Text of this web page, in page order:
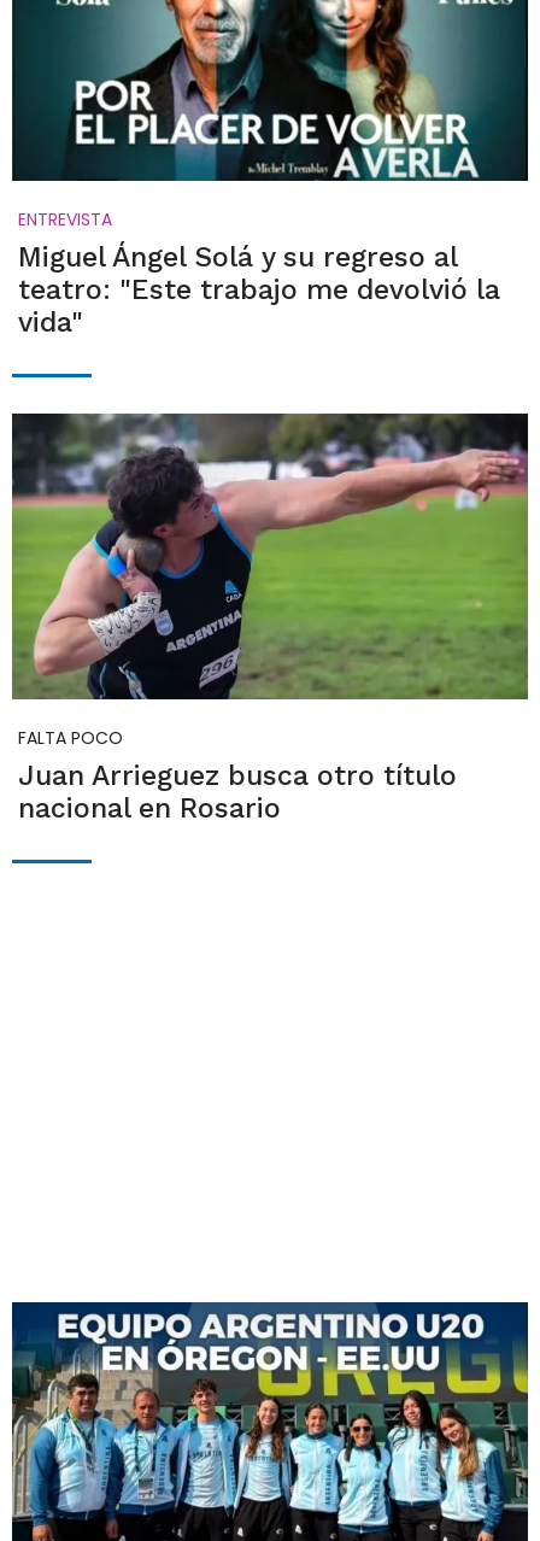
ENTREVISTA
Miguel Ángel Solá y su regreso al
teatro: "Este trabajo me devolvió la
vida"
FALTA POCO
Juan Arrieguez busca otro título
nacional en Rosario